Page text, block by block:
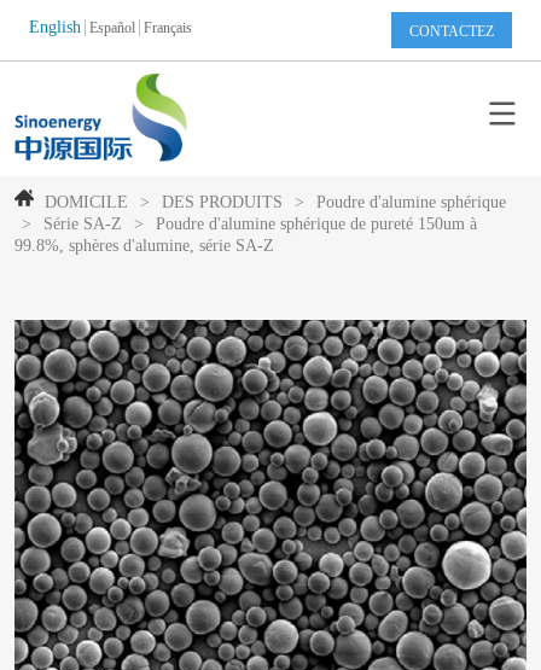
English Español Français CONTACTEZ
DOMICILE > DES PRODUITS >
Poudre d'alumine sphérique
>
Série SA-Z >
Poudre d'alumine sphérique de pureté 150um à
99.8%, sphères d'alumine, série SA-Z